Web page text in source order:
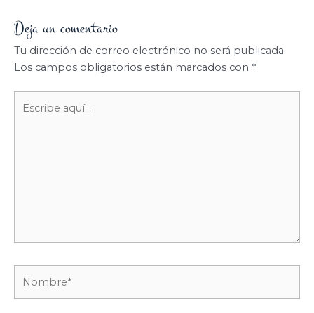
Deja un comentario
Tu dirección de correo electrónico no será publicada.
Los campos obligatorios están marcados con *
aquí...